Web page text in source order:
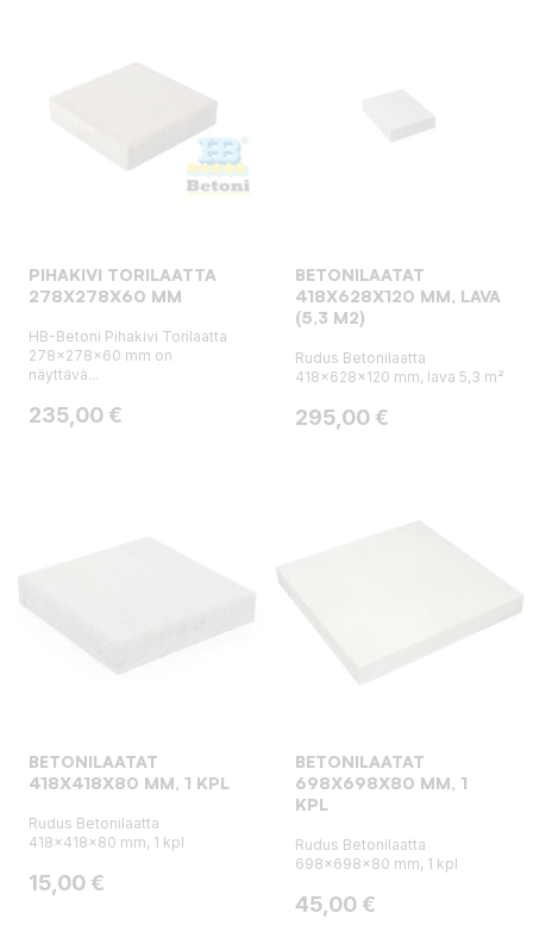
PIHAKIVI TORILAATTA
278X278X60 MM
HB-Betoni Pihakivi Torilaatta
278x278x60 mm on
näyttävä...
Hinta
235,00 €
BETONILAATAT
418X628X120 MM, LAVA
(5,3 M2)
Rudus Betonilaatta
418x628x120 mm, lava 5,3 m²
Hinta
295,00 €
BETONILAATAT
418X418X80 MM, 1 KPL
Rudus Betonilaatta
418x418x80 mm, 1 kpl
Hinta
15,00 €
BETONILAATAT
698X698X80 MM, 1
KPL
Rudus Betonilaatta
698x698x80 mm, 1 kpl
Hinta
45,00 €